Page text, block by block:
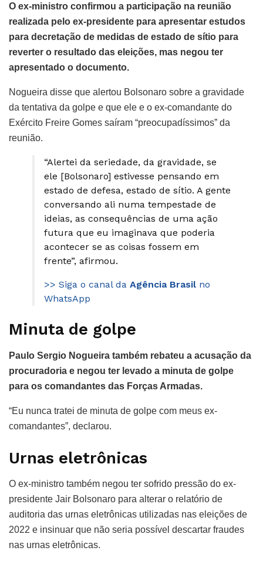
O ex-ministro confirmou a participação na reunião
realizada pelo ex-presidente para apresentar estudos
para decretação de medidas de estado de sítio para
reverter o resultado das eleições, mas negou ter
apresentado o documento.
Nogueira disse que alertou Bolsonaro sobre a gravidade
da tentativa da golpe e que ele e o ex-comandante do
Exército Freire Gomes saíram “preocupadíssimos” da
reunião.
“Alertei da seriedade, da gravidade, se
ele [Bolsonaro] estivesse pensando em
estado de defesa, estado de sítio. A gente
conversando ali numa tempestade de
ideias, as consequências de uma ação
futura que eu imaginava que poderia
acontecer se as coisas fossem em
frente”, afirmou.
>> Siga o canal da Agência Brasil no
WhatsApp
Minuta de golpe
Paulo Sergio Nogueira também rebateu a acusação da
procuradoria e negou ter levado a minuta de golpe
para os comandantes das Forças Armadas.
“Eu nunca tratei de minuta de golpe com meus ex-
comandantes”, declarou.
Urnas eletrônicas
O ex-ministro também negou ter sofrido pressão do ex-
presidente Jair Bolsonaro para alterar o relatório de
auditoria das urnas eletrônicas utilizadas nas eleições de
2022 e insinuar que não seria possível descartar fraudes
nas urnas eletrônicas.